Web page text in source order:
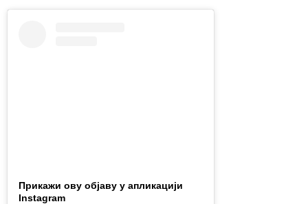
Прикажи ову објаву у апликацији
Instagram